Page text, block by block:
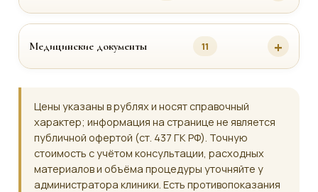
Медицинские документы 11
Цены указаны в рублях и носят справочный
характер; информация на странице не является
публичной офертой (ст. 437 ГК РФ). Точную
стоимость с учётом консультации, расходных
материалов и объёма процедуры уточняйте у
администратора клиники. Есть противопоказания